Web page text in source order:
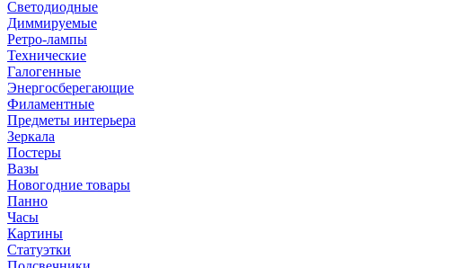
Светодиодные
Диммируемые
Ретро-лампы
Технические
Галогенные
Энергосберегающие
Филаментные
Предметы интерьера
Зеркала
Постеры
Вазы
Новогодние товары
Панно
Часы
Картины
Статуэтки